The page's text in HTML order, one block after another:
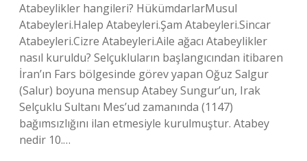
Atabeylikler hangileri? HükümdarlarMusul
Atabeyleri.Halep Atabeyleri.Şam Atabeyleri.Sincar
Atabeyleri.Cizre Atabeyleri.Aile ağacı Atabeylikler
nasıl kuruldu? Selçukluların başlangıcından itibaren
İran’ın Fars bölgesinde görev yapan Oğuz Salgur
(Salur) boyuna mensup Atabey Sungur’un, Irak
Selçuklu Sultanı Mes’ud zamanında (1147)
bağımsızlığını ilan etmesiyle kurulmuştur. Atabey
nedir 10.…